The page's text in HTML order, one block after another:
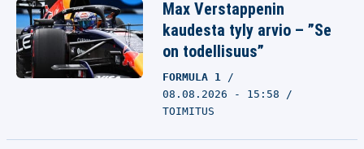
Max Verstappenin
kaudesta tyly arvio – ”Se
on todellisuus”
FORMULA 1
08.08.2026 - 15:58
TOIMITUS